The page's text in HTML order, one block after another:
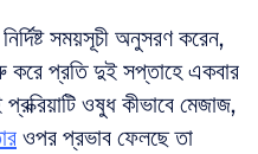
সময়সূচী অনুসরণ করেন,
করে প্রতি দুই সপ্তাহে একবার
ওষুধ কীভাবে মেজাজ,
ওপর প্রভাব ফেলছে তা